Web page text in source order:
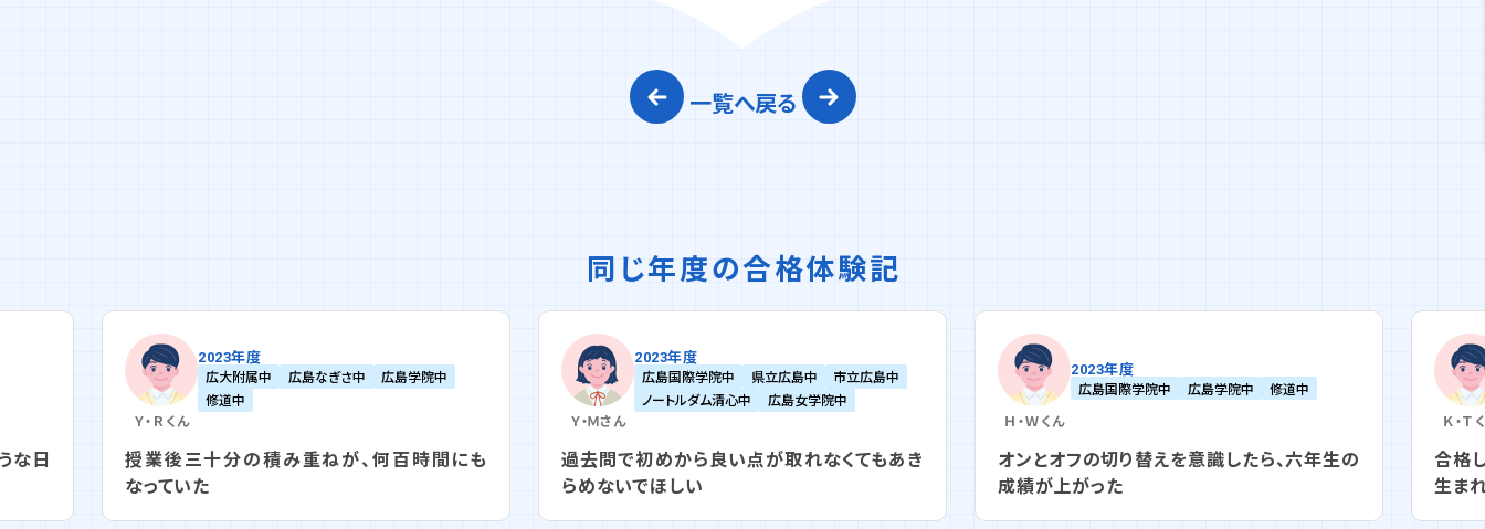
一覧へ戻る
同じ年度の合格体験記
な日
Ｙ・Ｒ くん
2023年度
広大附属中 広島なぎさ中
広島学院中
修道中
授業後三十分の積み重ねが、何百時間にも
なっていた
Ｙ・Ｍさん
2023年度
広島国際学院中 県立広島中
市立広島中
ノートルダム清心中
広島女学院中
過去問で初めから良い点が取れなくてもあき
らめないでほしい
Ｈ・Ｗくん
2023年度
広島国際学院中 広島学院中 修道中
オンとオフの切り替えを意識したら、六年生の
成績が上がった
Ｋ・Ｔ
合格
生ま